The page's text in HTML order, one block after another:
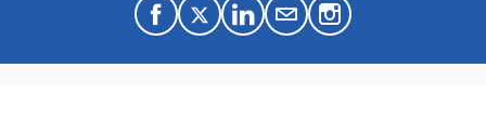
F
a
T
w
L
i
M
a